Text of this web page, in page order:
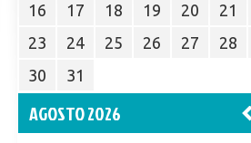
16
17 18 19 20 21
23
24 25 26 27 28
30
31
AGOSTO 2026